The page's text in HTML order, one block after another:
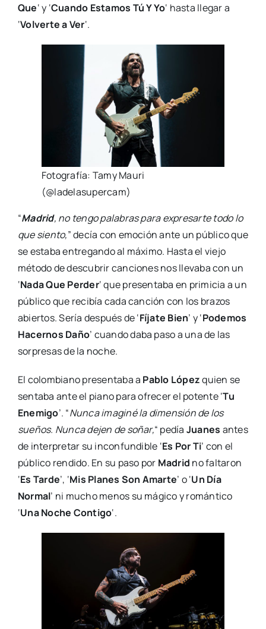
Que‘ y ‘Cuando Estamos Tú Y Yo‘ hasta llegar a
‘Volverte a Ver‘.
Fotografía: Tamy Mauri
(@ladelasupercam)
“Madrid, no tengo palabras para expresarte todo lo
que siento,” decía con emoción ante un público que
se estaba entregando al máximo. Hasta el viejo
método de descubrir canciones nos llevaba con un
‘Nada Que Perder‘ que presentaba en primicia a un
público que recibía cada canción con los brazos
abiertos. Sería después de ‘Fíjate Bien’ y ‘Podemos
Hacernos Daño’ cuando daba paso a una de las
sorpresas de la noche.
El colombiano presentaba a Pablo Lópezquien se
sentaba ante el piano para ofrecer el potente ‘Tu
Enemigo’. “Nunca imaginé la dimensión de los
sueños. Nunca dejen de soñar,“ pedía Juanes antes
de interpretar su inconfundible ‘Es Por Ti’ con el
público rendido. En su paso por Madrid no faltaron
‘Es Tarde’, ‘Mis Planes Son Amarte’ o ‘Un Día
Normal’ ni mucho menos su mágico y romántico
‘Una Noche Contigo‘.